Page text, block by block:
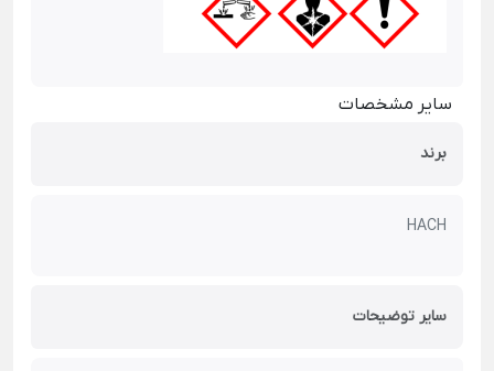
سایر مشخصات
برند
HACH
سایر توضیحات